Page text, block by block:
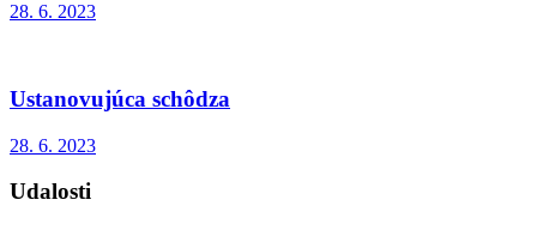
28. 6. 2023
Ustanovujúca schôdza
28. 6. 2023
Udalosti